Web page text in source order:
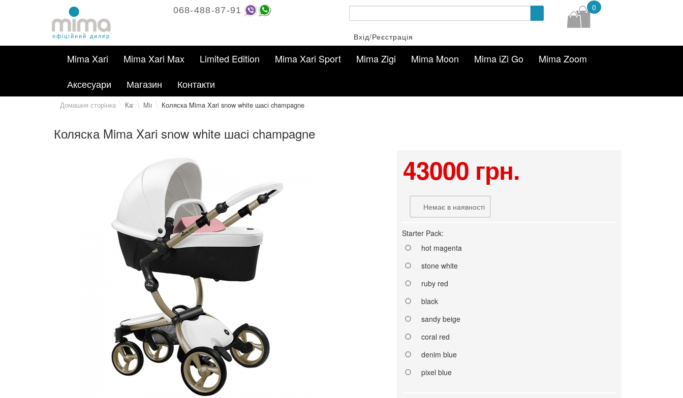
офіційний дилер
068-488-87-91 0
Вхід/Реєстрація
Mima Xari Mima Xari Max Limited Edition Mima Xari Sport Mima Zigi Mima Moon Mima iZi Go
Mima Zoom
Аксесуари
Магазин Контакти
Домашня сторiнка КаталогMima XariКоляска Mima Xari snow white шасі champagne
Коляска Mima Xari snow white шасі champagne
43000 грн.
Немає в наявності
Starter Pack:
hot magenta
stone white
ruby red
black
sandy beige
coral red
denim blue
pixel blue